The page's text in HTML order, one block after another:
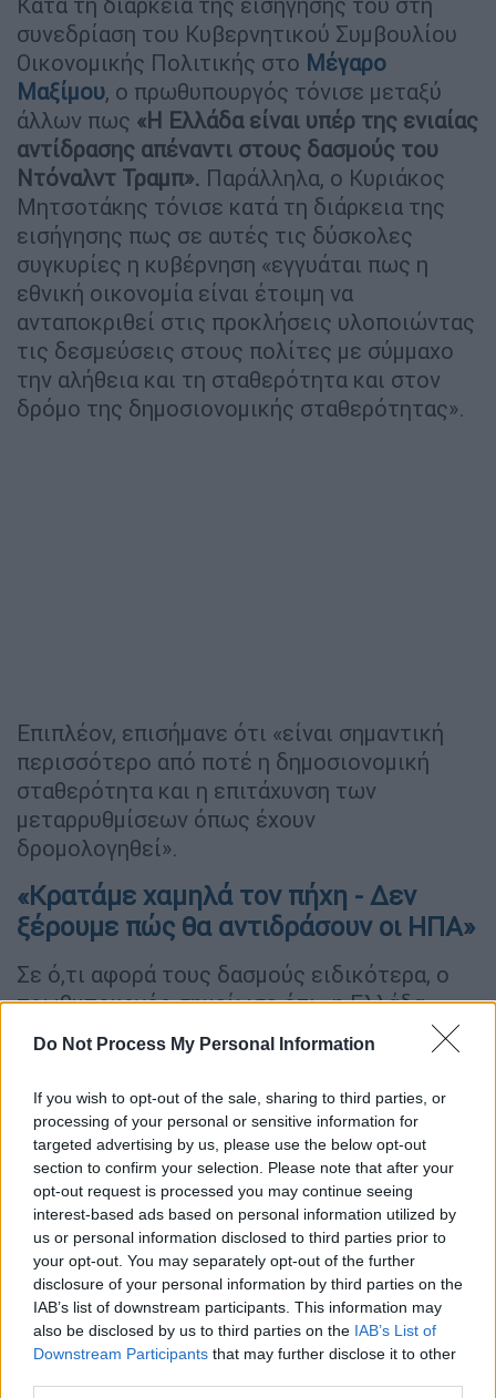
Do Not Process My Personal Information
If you wish to opt-out of the sale, sharing to third parties, or
processing of your personal or sensitive information for
targeted advertising by us, please use the below opt-out
section to confirm your selection. Please note that after your
opt-out request is processed you may continue seeing
interest-based ads based on personal information utilized by
us or personal information disclosed to third parties prior to
your opt-out. You may separately opt-out of the further
disclosure of your personal information by third parties on the
IAB’s list of downstream participants. This information may
also be disclosed by us to third parties on the IAB’s List of
Downstream Participants that may further disclose it to other
συνεδρίαση του Κυβερνητικού Συμβουλίου
Οικονομικής Πολιτικής στο Μέγαρο
Μαξίμου, ο πρωθυπουργός τόνισε μεταξύ
άλλων πως «Η Ελλάδα είναι υπέρ της ενιαίας
αντίδρασης απέναντι στους δασμούς του
Ντόναλντ Τραμπ». Παράλληλα, ο Κυριάκος
Μητσοτάκης τόνισε κατά τη διάρκεια της
εισήγησης πως σε αυτές τις δύσκολες
συγκυρίες η κυβέρνηση «εγγυάται πως η
εθνική οικονομία είναι έτοιμη να
ανταποκριθεί στις προκλήσεις υλοποιώντας
τις δεσμεύσεις στους πολίτες με σύμμαχο
την αλήθεια και τη σταθερότητα και στον
δρόμο της δημοσιονομικής σταθερότητας».
Επιπλέον, επισήμανε ότι «είναι σημαντική
περισσότερο από ποτέ η δημοσιονομική
σταθερότητα και η επιτάχυνση των
μεταρρυθμίσεων όπως έχουν
δρομολογηθεί».
«Κρατάμε χαμηλά τον πήχη - Δεν
ξέρουμε πώς θα αντιδράσουν οι ΗΠΑ»
Σε ό,τι αφορά τους δασμούς ειδικότερα, ο
πρωθυπουργός σημείωσε ότι «η Ελλάδα
επιμένει για μια ενιαία αντίδραση ώστε να
είμαστε πιο αποτελεσματικοί στο πλαίσιο
των 27 της ΕΕ. Σωστά δεν αντιδράσαμε
άμεσα και σπασμωδικά γιατί θέλει ανάλυση
το πώς θα γίνει αυτό. Σε κάθε περίπτωση θα
αγωνιστούμε να υπερασπιστούμε τα εθνικά
συμφέροντα».